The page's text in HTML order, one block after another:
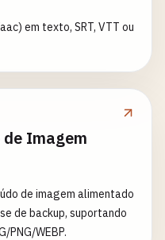
em texto, SRT, VTT ou
Imagem
de imagem alimentado
de backup, suportando
PNG/WEBP.